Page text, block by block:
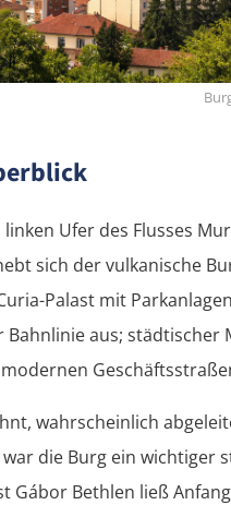
Ufer des Flusses
sich der vulkanische
Palast mit
aus; städtischer
wahrscheinlich
die Burg ein wichtiger
Gábor Bethlen ließ